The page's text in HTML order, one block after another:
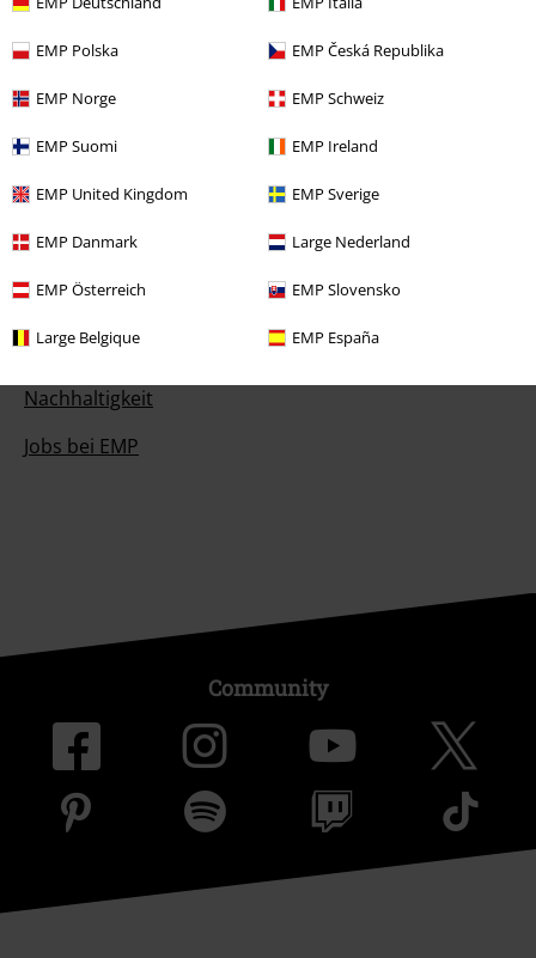
EMP Polska EMP Česká Republika
EMP Norge EMP Schweiz
EMP Suomi EMP Ireland
EMP United Kingdom EMP Sverige
EMP Danmark Large Nederland
EMP Österreich EMP Slovensko
Large Belgique EMP España
EMP Backstage Club
Studentenrabatt
Über EMP
EMP Events
Partnerprogramm
EMP Stores
Nachhaltigkeit
Jobs bei EMP
Community